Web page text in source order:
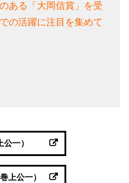
ある「大岡信賞」を受
の活躍に注目を集めて
一）
上公一）